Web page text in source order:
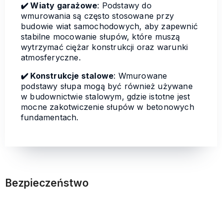
✔️ Wiaty garażowe: Podstawy do
wmurowania są często stosowane przy
budowie wiat samochodowych, aby zapewnić
stabilne mocowanie słupów, które muszą
wytrzymać ciężar konstrukcji oraz warunki
atmosferyczne.
✔️ Konstrukcje stalowe: Wmurowane
podstawy słupa mogą być również używane
w budownictwie stalowym, gdzie istotne jest
mocne zakotwiczenie słupów w betonowych
fundamentach.
Bezpieczeństwo